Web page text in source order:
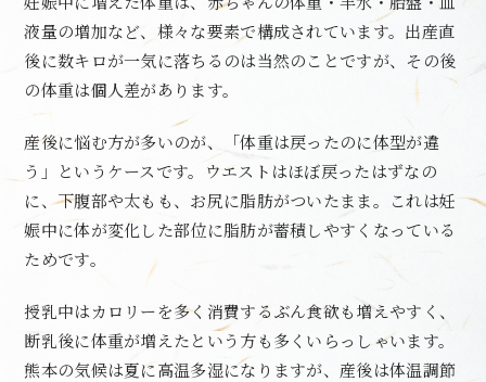
液量の増加など、様々な要素で構成されています。出産直
後に数キロが一気に落ちるのは当然のことですが、その後
の体重は個人差があります。
産後に悩む方が多いのが、「体重は戻ったのに体型が違
う」というケースです。ウエストはほぼ戻ったはずなの
に、下腹部や太もも、お尻に脂肪がついたまま。これは妊
娠中に体が変化した部位に脂肪が蓄積しやすくなっている
ためです。
授乳中はカロリーを多く消費するぶん食欲も増えやすく、
断乳後に体重が増えたという方も多くいらっしゃいます。
熊本の気候は夏に高温多湿になりますが、産後は体温調節